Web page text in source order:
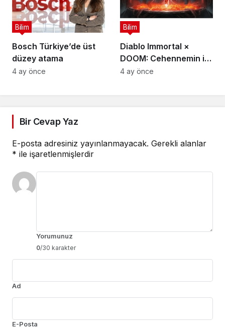
Bosch Türkiye’de üst
düzey atama
Bilim
4 ay önce
Diablo Immortal ×
DOOM: Cehennemin iki
efsanevi vizyonu
Bilim
4 ay önce
Bir Cevap Yaz
E-posta adresiniz yayınlanmayacak. Gerekli alanlar
* ile işaretlenmişlerdir
Yorumunuz
0/30 karakter
Ad
E-Posta